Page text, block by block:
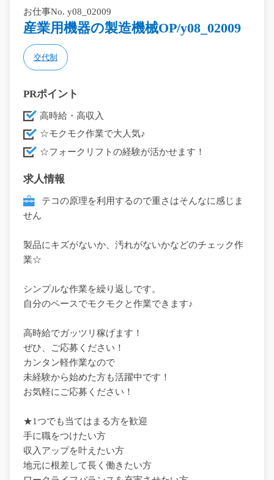
お仕事No. y08_02009
産業用機器の製造機械OP/y08_02009
交代制
PRポイント
高時給・高収入
☆モクモク作業で大人気♪
☆フォークリフトの経験が活かせます！
求人情報
テコの原理を利用するので重さはそんなに感じま
せん
製品にキズがないか、汚れがないかなどのチェック作
業☆
シンプルな作業を繰り返しです。
自分のペースでモクモクと作業できます♪
高時給でガッツリ稼げます！
ぜひ、ご応募ください！
カンタン軽作業なので
未経験から始めた方も活躍中です！
お気軽にご応募ください！
★1つでも当てはまる方を歓迎
手に職をつけたい方
収入アップを叶えたい方
地元に根差して長く働きたい方